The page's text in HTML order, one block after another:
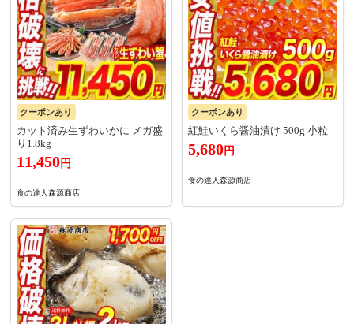
クーポンあり
カット済み生ずわいかに メガ盛
り1.8kg
11,450円
食の達人森源商店
クーポンあり
紅鮭いくら醤油漬け 500g 小粒
5,680円
食の達人森源商店